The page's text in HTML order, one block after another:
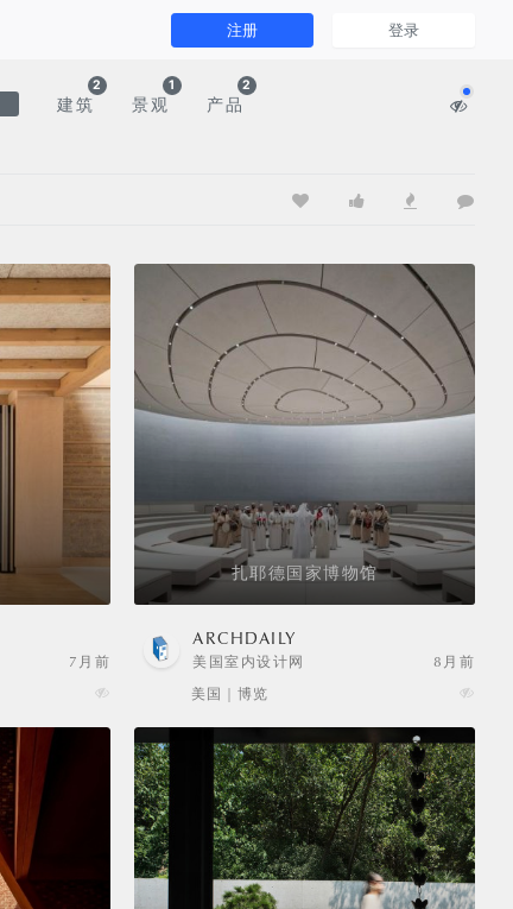
注册 登录
建筑
2
景观
1
产品
2
7月前
扎耶德国家博物馆
ARCHDAILY
美国室内设计网
8月前
美国 | 博览